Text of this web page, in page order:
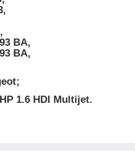
BA,
BA,
1.6 HDI Multijet.